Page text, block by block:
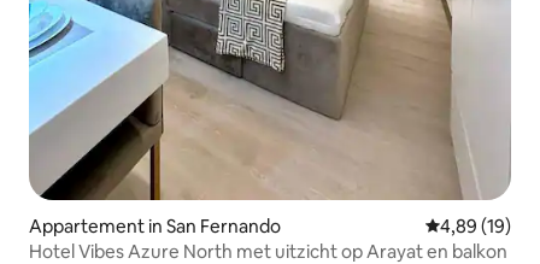
Appartement in San Fernando Gemiddelde
4,89 (19)
Hotel Vibes Azure North met uitzicht op Arayat en balkon